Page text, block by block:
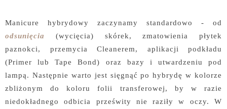
Manicure hybrydowy zaczynamy standardowo - od
odsunięcia
(wycięcia) skórek, zmatowienia płytek
paznokci, przemycia Cleanerem, aplikacji podkładu
(Primer lub Tape Bond) oraz bazy i utwardzeniu pod
lampą. Następnie warto jest sięgnąć po hybrydę w kolorze
zbliżonym do koloru folii transferowej, by w razie
niedokładnego odbicia prześwity nie raziły w oczy. W